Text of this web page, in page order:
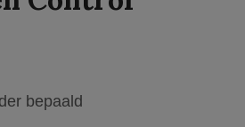
bepaald